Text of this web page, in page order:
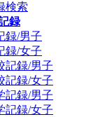
検索
録
録/男子
録/女子
記録/男子
記録/女子
記録/男子
記録/女子